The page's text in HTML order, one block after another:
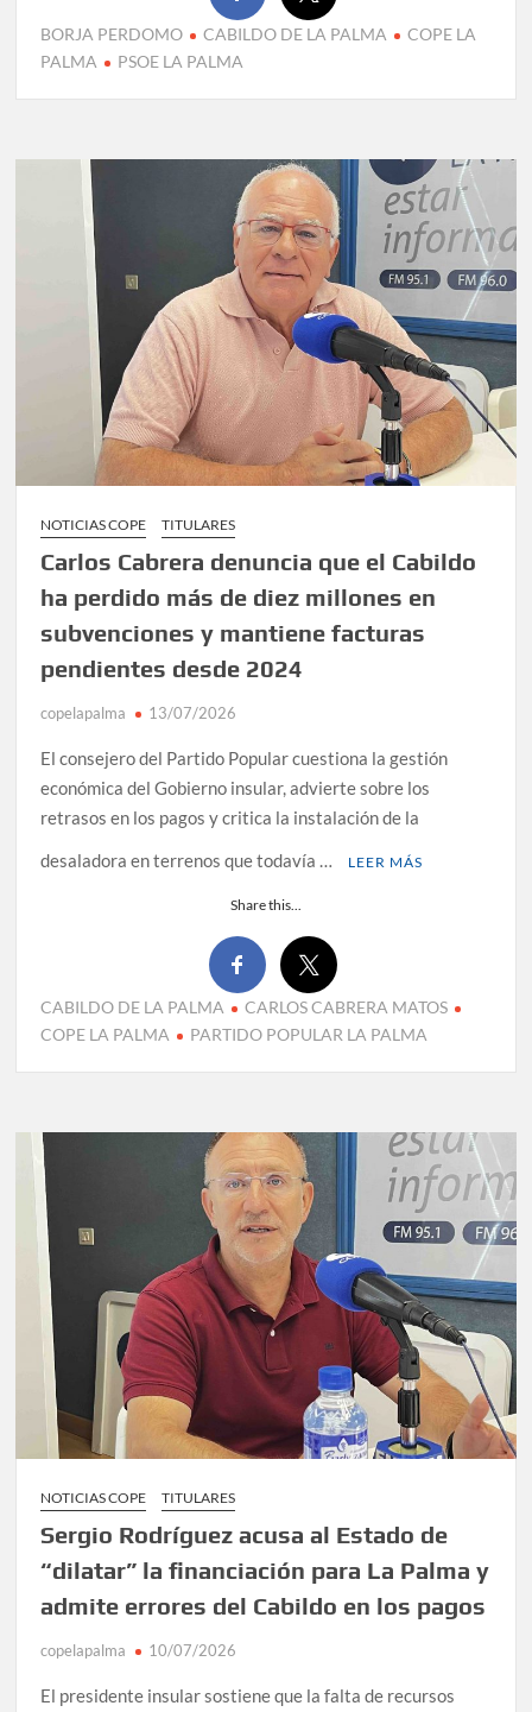
BORJA PERDOMO CABILDO DE LA PALMA
COPE LA
PALMA
PSOE LA PALMA
NOTICIAS COPE TITULARES
Carlos Cabrera denuncia que el Cabildo
ha perdido más de diez millones en
subvenciones y mantiene facturas
pendientes desde 2024
copelapalma 13/07/2026
El consejero del Partido Popular cuestiona la gestión
económica del Gobierno insular, advierte sobre los
retrasos en los pagos y critica la instalación de la
desaladora en terrenos que todavía …
LEER MÁS
Share this...
CABILDO DE LA PALMA
CARLOS CABRERA MATOS
COPE LA PALMA
PARTIDO POPULAR LA PALMA
NOTICIAS COPE TITULARES
Sergio Rodríguez acusa al Estado de
“dilatar” la financiación para La Palma y
admite errores del Cabildo en los pagos
copelapalma 10/07/2026
El presidente insular sostiene que la falta de recursos